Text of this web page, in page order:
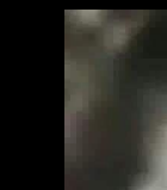
也很多位
些老屁股
遠了 目
三個缺都
可以 (他
的第一年